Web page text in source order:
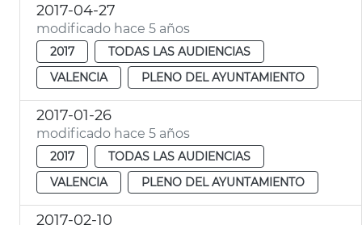
2017-04-27
modificado hace 5 años
2017
TODAS LAS AUDIENCIAS
VALENCIA
PLENO DEL AYUNTAMIENTO
2017-01-26
modificado hace 5 años
2017
TODAS LAS AUDIENCIAS
VALENCIA
PLENO DEL AYUNTAMIENTO
2017-02-10